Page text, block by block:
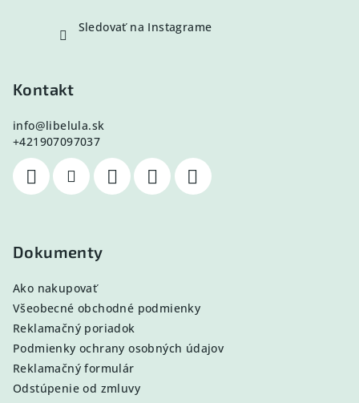
Sledovať na Instagrame
Kontakt
info@libelula.sk
+421907097037
Dokumenty
Ako nakupovať
Všeobecné obchodné podmienky
Reklamačný poriadok
Podmienky ochrany osobných údajov
Reklamačný formulár
Odstúpenie od zmluvy